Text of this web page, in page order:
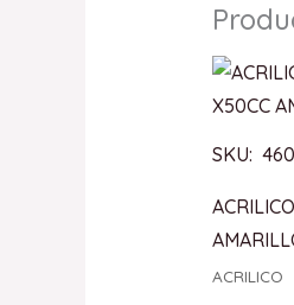
SKU:
ACRILICO